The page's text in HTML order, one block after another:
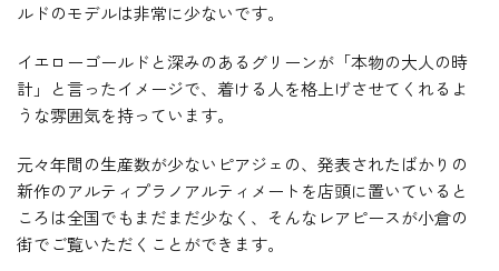
ルドのモデルは非常に少ないです。
イエローゴールドと深みのあるグリーンが「本物の大人の時
計」と言ったイメージで、着ける人を格上げさせてくれるよ
うな雰囲気を持っています。
元々年間の生産数が少ないピアジェの、発表されたばかりの
新作のアルティプラノアルティメートを店頭に置いていると
ころは全国でもまだまだ少なく、そんなレアピースが小倉の
街でご覧いただくことができます。